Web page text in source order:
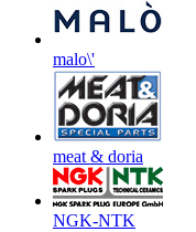
malo\'
meat & doria
NGK-NTK